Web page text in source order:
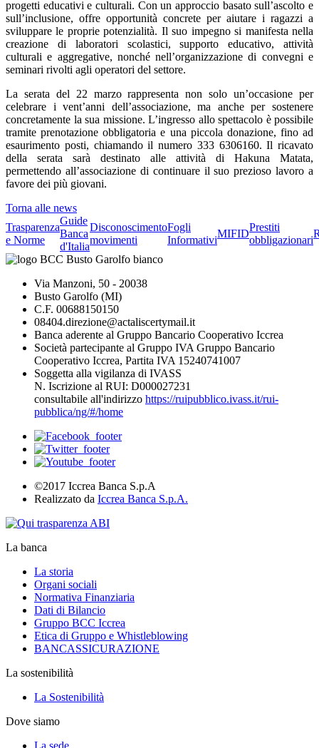
progetti educativi e culturali. Con un approccio basato sull’ascolto e
sull’inclusione, offre opportunità concrete per aiutare i ragazzi a
sviluppare le proprie potenzialità. Il suo impegno si manifesta nella
creazione di laboratori scolastici, supporto educativo, attività
culturali e aggregative, nonché nell’organizzazione di convegni e
seminari rivolti agli operatori del settore.
La serata del 22 marzo rappresenta non solo un’occasione per
celebrare i vent’anni dell’associazione, ma anche per sostenere
concretamente la sua missione. L’ingresso allo spettacolo è possibile
tramite prenotazione obbligatoria e una piccola donazione, fino ad
esaurimento posti, chiamando il numero 333 6306160. Il ricavato
della serata sarà destinato alle attività di Hakuna Matata,
permettendo all’associazione di continuare il suo prezioso lavoro a
favore dei più giovani.
Torna alle news
Trasparenza
e Norme
Guide
Banca
d'Italia
Disconoscimento
movimenti
Fogli
Informativi
MIFID
Prestiti
obbligazionari
Via Manzoni, 50 - 20038
Busto Garolfo (MI)
C.F. 00688150150
08404.direzione@actaliscertymail.it
Banca aderente al Gruppo Bancario Cooperativo Iccrea
Società partecipante al Gruppo IVA Gruppo Bancario
Cooperativo Iccrea, Partita IVA 15240741007
Soggetta alla vigilanza di IVASS
N. Iscrizione al RUI: D000027231
consultabile all'indirizzo https://ruipubblico.ivass.it/rui-
pubblica/ng/#/home
©2017 Iccrea Banca S.p.A
Realizzato da Iccrea Banca S.p.A.
La banca
La storia
Organi sociali
Normativa Finanziaria
Dati di Bilancio
Gruppo BCC Iccrea
Etica di Gruppo e Whistleblowing
BANCASSICURAZIONE
La sostenibilità
La Sostenibilità
Dove siamo
La sede